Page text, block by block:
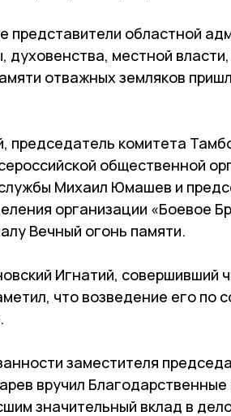
представители областной
духовенства, местной
отважных земляков
председатель комитета
общественной
Михаил Юмашев и
организации «Боевое
Вечный огонь памяти.
Игнатий, совершивший
что возведение его по
заместителя
вручил Благодарственные
значительный вклад в